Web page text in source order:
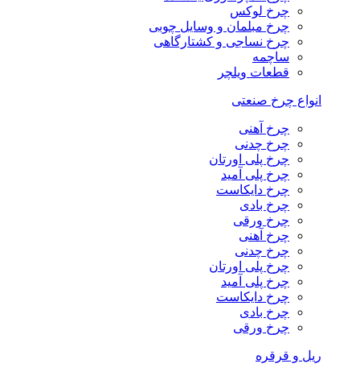
چرخ لوکس
چرخ مبلمان و وسایل چوبی
چرخ نساجی و کشتارگاهی
ساچمه
قطعات ویلچر
انواع چرخ صنعتی
چرخ آهنی
چرخ چدنی
چرخ پلی اورتان
چرخ پلی آمید
چرخ دایکاست
چرخ بادی
چرخ ورقی
چرخ آهنی
چرخ چدنی
چرخ پلی اورتان
چرخ پلی آمید
چرخ دایکاست
چرخ بادی
چرخ ورقی
ریل و قرقره